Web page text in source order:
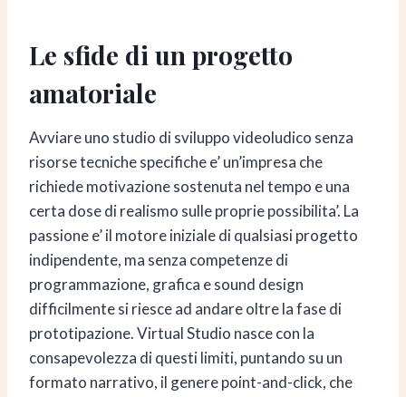
Le sfide di un progetto
amatoriale
Avviare uno studio di sviluppo videoludico senza
risorse tecniche specifiche e’ un’impresa che
richiede motivazione sostenuta nel tempo e una
certa dose di realismo sulle proprie possibilita’. La
passione e’ il motore iniziale di qualsiasi progetto
indipendente, ma senza competenze di
programmazione, grafica e sound design
difficilmente si riesce ad andare oltre la fase di
prototipazione. Virtual Studio nasce con la
consapevolezza di questi limiti, puntando su un
formato narrativo, il genere point-and-click, che